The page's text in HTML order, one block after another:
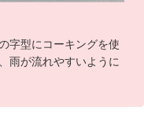
字型にコーキングを使
雨が流れやすいように